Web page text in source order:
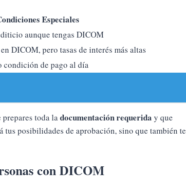
Especiales
aunque tengas DICOM
DICOM, pero tasas de interés más altas
condición de pago al día
toda ladocumentación requerida y que
tus posibilidades de aprobación, sino que también te
con DICOM